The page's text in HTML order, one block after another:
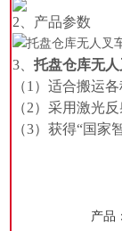
2、产品参数
3、 托盘仓库无
（1）适合搬运
（2）采用激光
（3）获得“国
产品